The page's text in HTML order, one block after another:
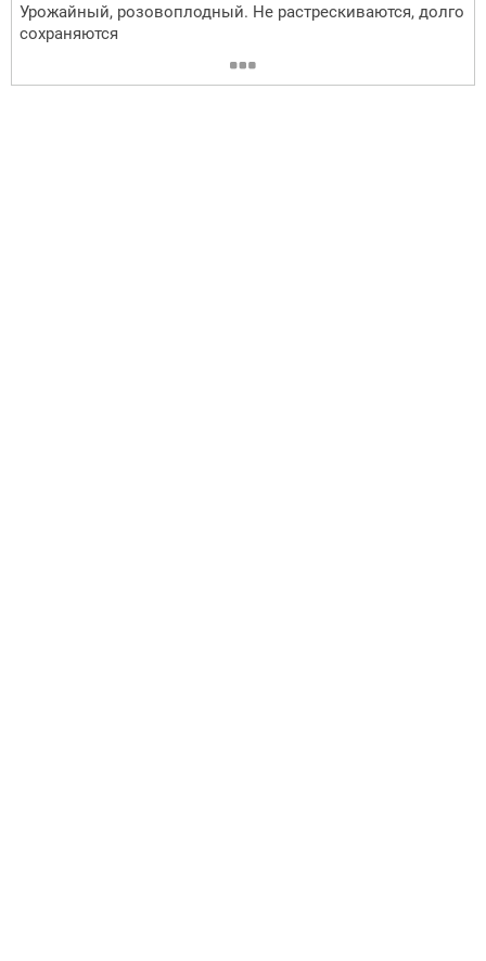
Урожайный, розовоплодный. Не растрескиваются, долго
сохраняются